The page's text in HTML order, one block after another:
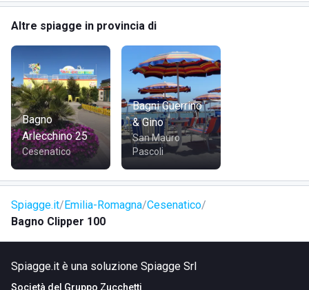
Altre spiagge in provincia di
Bagno
Arlecchino 25
Cesenatico
Bagni Guerrino
& Gino
San Mauro
Pascoli
Spiagge.it Emilia-Romagna Cesenatico
Bagno Clipper 100
Spiagge.it è una soluzione Spiagge Srl
Società del Gruppo Zucchetti